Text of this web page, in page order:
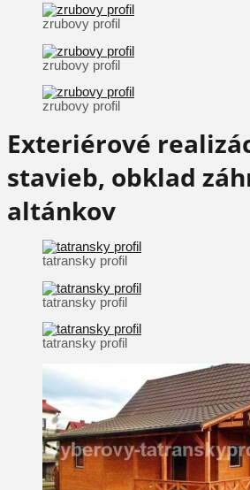
zrubovy profil
zrubovy profil
zrubovy profil
Exteriérové
stavieb, obklad
altánkov
tatransky profil
tatransky profil
tatransky profil